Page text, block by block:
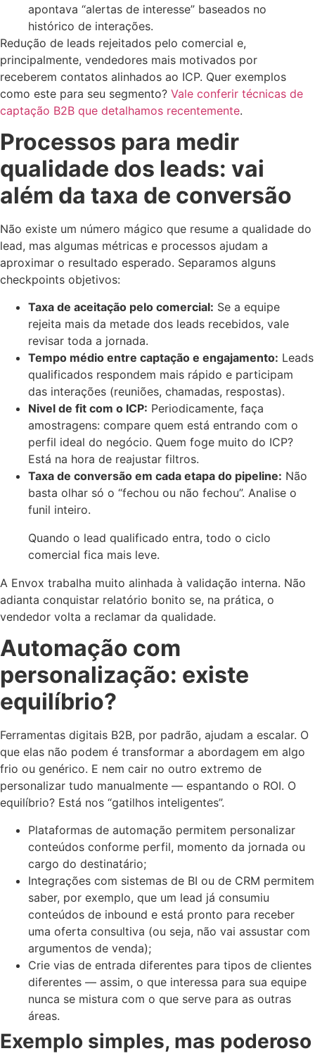
apontava “alertas de interesse” baseados no
histórico de interações.
Redução de leads rejeitados pelo comercial e,
principalmente, vendedores mais motivados por
receberem contatos alinhados ao ICP. Quer exemplos
como este para seu segmento? Vale conferir técnicas de
captação B2B que detalhamos recentemente.
Processos para medir
qualidade dos leads: vai
além da taxa de conversão
Não existe um número mágico que resume a qualidade do
lead, mas algumas métricas e processos ajudam a
aproximar o resultado esperado. Separamos alguns
checkpoints objetivos:
Taxa de aceitação pelo comercial: Se a equipe
rejeita mais da metade dos leads recebidos, vale
revisar toda a jornada.
Tempo médio entre captação e engajamento: Leads
qualificados respondem mais rápido e participam
das interações (reuniões, chamadas, respostas).
Nivel de fit com o ICP: Periodicamente, faça
amostragens: compare quem está entrando com o
perfil ideal do negócio. Quem foge muito do ICP?
Está na hora de reajustar filtros.
Taxa de conversão em cada etapa do pipeline: Não
basta olhar só o “fechou ou não fechou”. Analise o
funil inteiro.
Quando o lead qualificado entra, todo o ciclo
comercial fica mais leve.
A Envox trabalha muito alinhada à validação interna. Não
adianta conquistar relatório bonito se, na prática, o
vendedor volta a reclamar da qualidade.
Automação com
personalização: existe
equilíbrio?
Ferramentas digitais B2B, por padrão, ajudam a escalar. O
que elas não podem é transformar a abordagem em algo
frio ou genérico. E nem cair no outro extremo de
personalizar tudo manualmente — espantando o ROI. O
equilíbrio? Está nos “gatilhos inteligentes”.
Plataformas de automação permitem personalizar
conteúdos conforme perfil, momento da jornada ou
cargo do destinatário;
Integrações com sistemas de BI ou de CRM permitem
saber, por exemplo, que um lead já consumiu
conteúdos de inbound e está pronto para receber
uma oferta consultiva (ou seja, não vai assustar com
argumentos de venda);
Crie vias de entrada diferentes para tipos de clientes
diferentes — assim, o que interessa para sua equipe
nunca se mistura com o que serve para as outras
áreas.
Exemplo simples, mas poderoso